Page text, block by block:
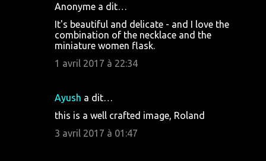
Anonyme a dit…
It's beautiful and delicate - and I love the
combination of the necklace and the
miniature women flask.
1 avril 2017 à 22:34
Ayush a dit…
this is a well crafted image, Roland
3 avril 2017 à 01:47